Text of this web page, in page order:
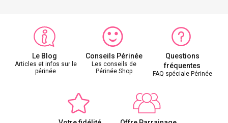
Le Blog
Articles et infos sur le
périnée
Conseils Périnée
Les conseils de
Périnée Shop
Questions
fréquentes
FAQ spéciale Périnée